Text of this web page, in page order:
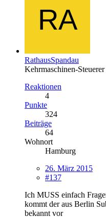
RathausSpandau
Kehrmaschinen-Steuerer
Reaktionen
4
Punkte
324
Beiträge
64
Wohnort
Hamburg
26. März 2015
#137
Ich MUSS einfach
kommt der aus Berlin
bekannt vor